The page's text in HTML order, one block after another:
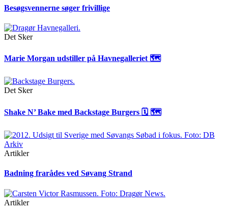
Besøgsvennerne søger frivillige
Det Sker
Marie Morgan udstiller på Havnegalleriet 🗺
Det Sker
Shake N’ Bake med Backstage Burgers 🗓 🗺
Artikler
Badning frarådes ved Søvang Strand
Artikler